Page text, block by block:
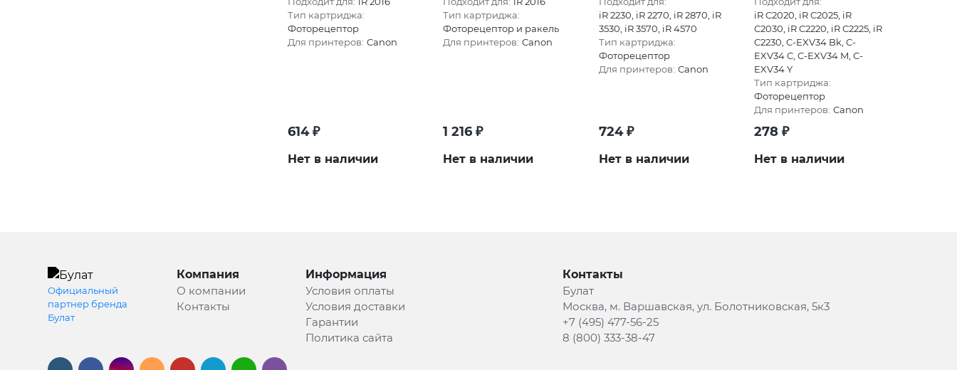
Тип картриджа:
Фоторецептор
Для принтеров: Canon
614₽
Нет в наличии
Тип картриджа:
Фоторецептор и ракель
Для принтеров: Canon
1 216₽
Нет в наличии
iR 2230, iR 2270, iR 2870, iR
3530, iR 3570, iR 4570
Тип картриджа:
Фоторецептор
Для принтеров: Canon
724₽
Нет в наличии
iR C2020, iR C2025, iR
C2030, iR C2220, iR C2225, iR
C2230, C-EXV34 Bk, C-
EXV34 C, C-EXV34 M, C-
EXV34 Y
Тип картриджа:
Фоторецептор
Для принтеров: Canon
278₽
Нет в наличии
Официальный
партнер бренда
Булат
Компания
О компании
Контакты
Информация
Условия оплаты
Условия доставки
Гарантии
Политика сайта
Контакты
Булат
Москва, м. Варшавская, ул. Болотниковская, 5к3
+7 (495) 477-56-25
8 (800) 333-38-47